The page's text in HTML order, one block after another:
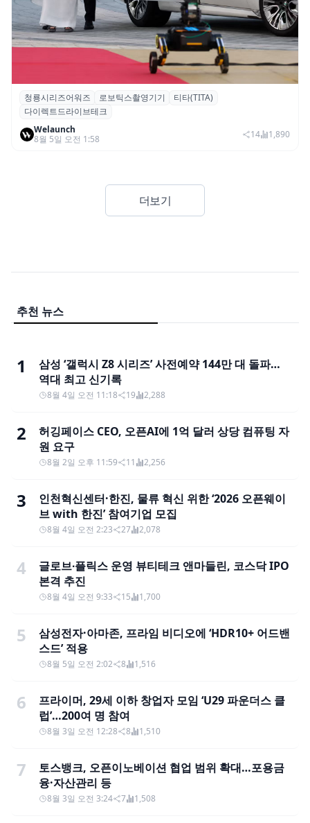
청룡시리즈어워즈 레드카펫에 등장한 바퀴
형 이족 보행 로봇 ‘티타(TITA)’
청룡시리즈어워즈 로보틱스촬영기기
티타(TITA)
다이렉트드라이브테크
Welaunch
8월 5일 오전 1:58
14 1,890
더보기
추천 뉴스
1
삼성 ‘갤럭시 Z8 시리즈’ 사전예약 144만 대 돌파…
역대 최고 신기록
8월 4일 오전 11:18 19 2,288
2
허깅페이스 CEO, 오픈AI에 1억 달러 상당 컴퓨팅 자
원 요구
8월 2일 오후 11:59 11 2,256
3
인천혁신센터·한진, 물류 혁신 위한 ‘2026 오픈웨이
브 with 한진’ 참여기업 모집
8월 4일 오전 2:23 27 2,078
4
글로브∙플릭스 운영 뷰티테크 앤마들린, 코스닥 IPO
본격 추진
8월 4일 오전 9:33 15 1,700
5
삼성전자·아마존, 프라임 비디오에 ‘HDR10+ 어드밴
스드’ 적용
8월 5일 오전 2:02 8 1,516
6
프라이머, 29세 이하 창업자 모임 ‘U29 파운더스 클
럽’…200여 명 참여
8월 3일 오전 12:28 8 1,510
7
토스뱅크, 오픈이노베이션 협업 범위 확대…포용금
융·자산관리 등
8월 3일 오전 3:24 7 1,508